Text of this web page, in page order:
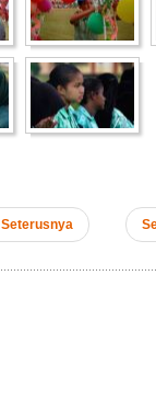
Seterusnya